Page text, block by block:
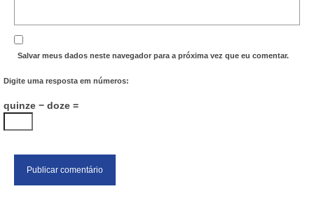
Salvar meus dados neste navegador para a próxima vez que eu comentar.
Digite uma resposta em números:
quinze − doze =